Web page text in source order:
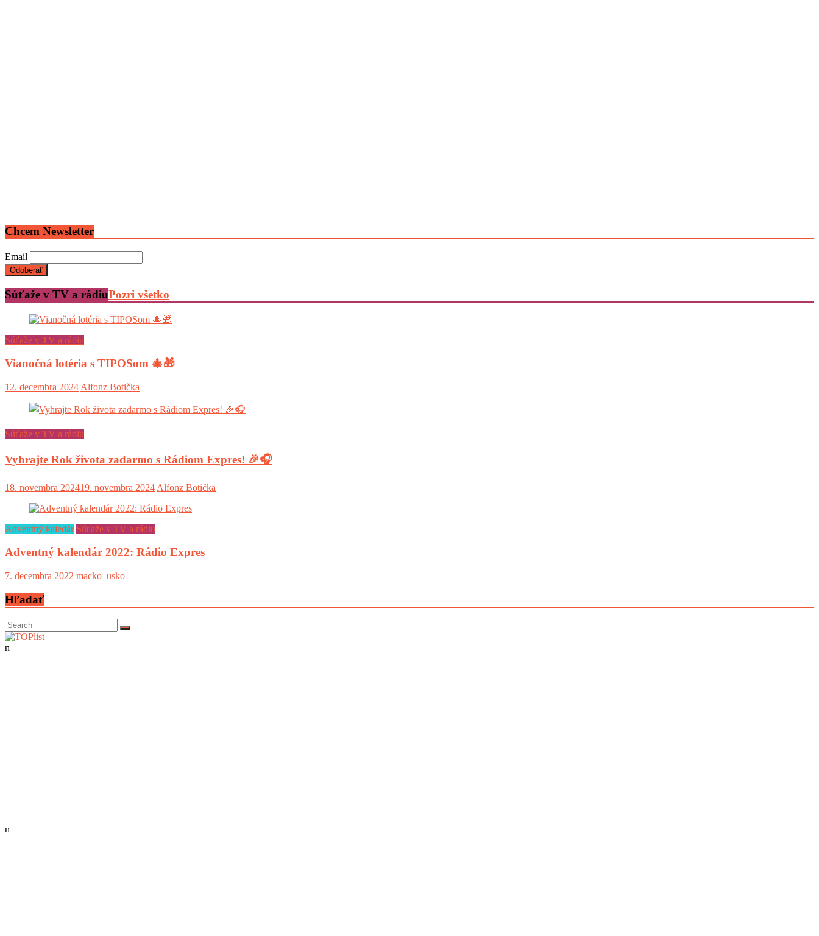
Chcem Newsletter
Email
Súťaže v TV a rádiuPozri všetko
Súťaže v TV a rádiu
Vianočná lotéria s TIPOSom 🎄🎁
12. decembra 2024 Alfonz Botička
Súťaže v TV a rádiu
Vyhrajte Rok života zadarmo s Rádiom Expres! 🎉🎧
18. novembra 202419. novembra 2024 Alfonz Botička
Adventný kaledár Súťaže v TV a rádiu
Adventný kalendár 2022: Rádio Expres
7. decembra 2022 macko_usko
Hľadať
n
n